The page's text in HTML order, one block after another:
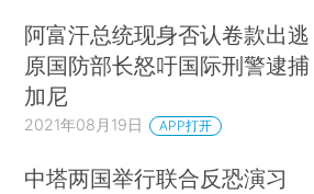
阿富汗总统现身否认卷款出逃
原国防部长怒吁国际刑警逮捕
加尼
2021年08月19日 APP打开
中塔两国举行联合反恐演习